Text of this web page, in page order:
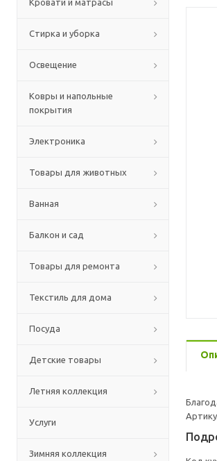
Кровати и матрасы
Стирка и уборка
Освещение
Ковры и напольные
покрытия
Электроника
Товары для животных
Ванная
Балкон и сад
Товары для ремонта
Текстиль для дома
Посуда
Детские товары
Летняя коллекция
Услуги
Зимняя коллекция